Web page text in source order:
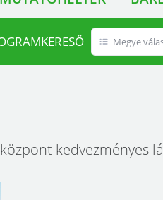
Megye
kedvezményes